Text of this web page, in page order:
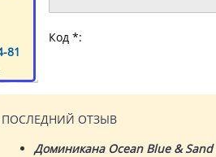
81
Код *:
ПОСЛЕДНИЙ ОТЗЫВ
Доминикана Ocean Blue &